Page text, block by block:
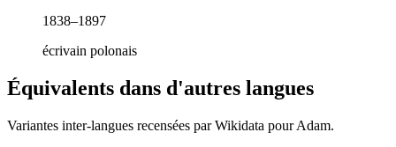
1838–1897
écrivain polonais
Équivalents dans d'autres langues
Variantes inter-langues recensées par Wikidata pourAdam.